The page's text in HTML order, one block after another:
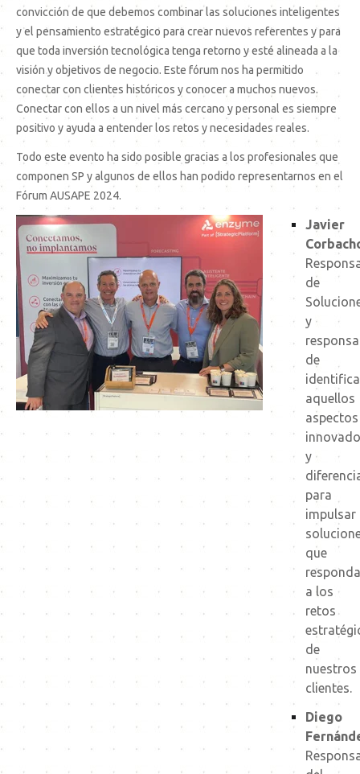
convicción de que debemos combinar las soluciones inteligentes
y el pensamiento estratégico para crear nuevos referentes y para
que toda inversión tecnológica tenga retorno y esté alineada a la
visión y objetivos de negocio. Este fórum nos ha permitido
conectar con clientes históricos y conocer a muchos nuevos.
Conectar con ellos a un nivel más cercano y personal es siempre
positivo y ayuda a entender los retos y necesidades reales.
Todo este evento ha sido posible gracias a los profesionales que
componen SP y algunos de ellos han podido representarnos en el
Fórum AUSAPE 2024.
Javier
de
y
de
aquellos
aspectos
y
para
impulsar
que
a los
retos
de
nuestros
clientes.
Diego